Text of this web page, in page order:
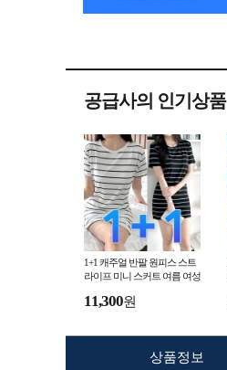
공급사의 인기상품
1+1 캐주얼 반팔 원피스 스트
라이프 미니 스커트 여름 여성
11,300원
상품정보